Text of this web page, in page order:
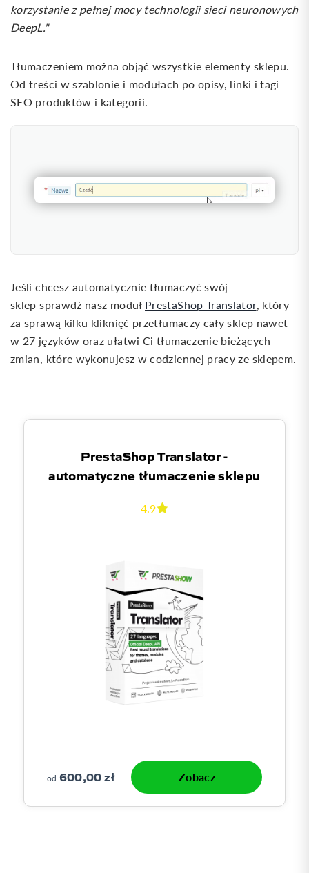
korzystanie z pełnej mocy technologii sieci neuronowych
DeepL."
Tłumaczeniem można objąć wszystkie elementy sklepu.
Od treści w szablonie i modułach po opisy, linki i tagi
SEO produktów i kategorii.
Jeśli chcesz automatycznie tłumaczyć swój
sklep sprawdź nasz moduł PrestaShop Translator, który
za sprawą kilku kliknięć przetłumaczy cały sklep nawet
w 27 języków oraz ułatwi Ci tłumaczenie bieżących
zmian, które wykonujesz w codziennej pracy ze sklepem.
PrestaShop Translator -
automatyczne tłumaczenie sklepu
4.9
od 600,00 zł Zobacz